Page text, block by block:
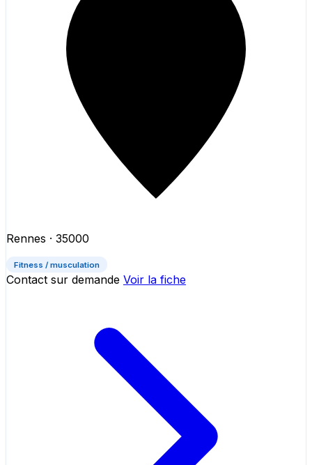
Rennes · 35000
Fitness / musculation
Contact sur demande Voir la fiche